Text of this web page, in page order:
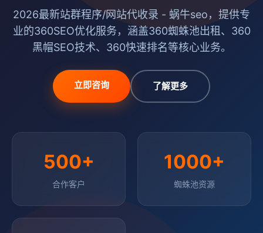
2026最新站群程序/网站代收录 - 蜗牛seo，提供专
业的360SEO优化服务，涵盖360蜘蛛池出租、360
黑帽SEO技术、360快速排名等核心业务。
立即咨询 了解更多
500+
合作客户
1000+
蜘蛛池资源